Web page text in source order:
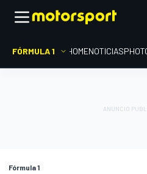
FÓRMULA 1 HOMENOTICIAS
Fórmula 1